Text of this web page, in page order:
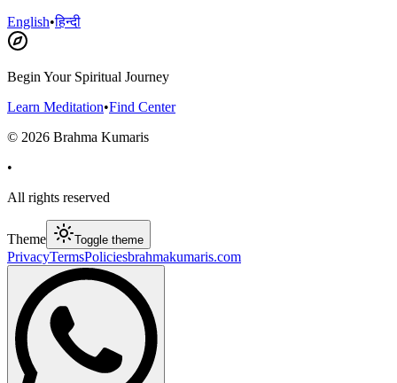
English•हिन्दी
Begin Your Spiritual Journey
Learn Meditation•Find Center
© 2026 Brahma Kumaris
•
All rights reserved
Theme Toggle theme
PrivacyTermsPoliciesbrahmakumaris.com